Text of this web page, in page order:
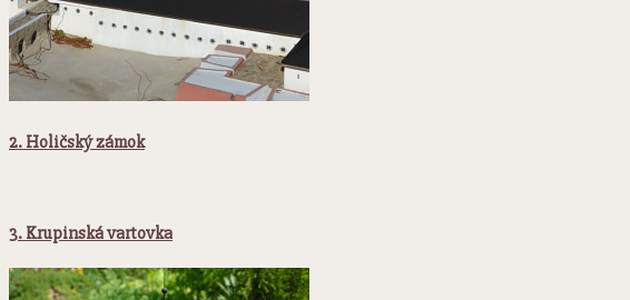
2. Holičský zámok
3. Krupinská vartovka